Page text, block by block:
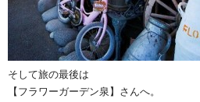
そして旅の最後は
【フラワーガーデン泉】さんへ。